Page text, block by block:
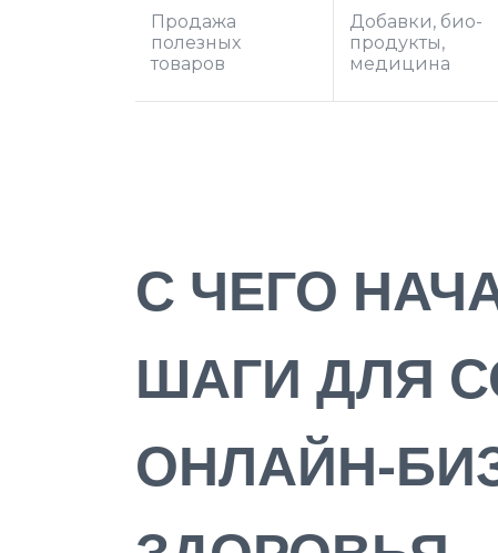
Продажа
полезных
товаров
Добавки, био-
продукты,
медицина
С ЧЕГО
ШАГИ ДЛЯ
ОНЛАЙН-